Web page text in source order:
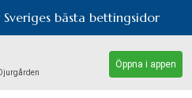
bästa bettingsidor
Öppna i appen